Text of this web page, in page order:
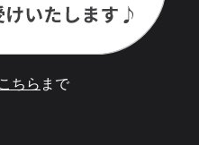
こちら まで